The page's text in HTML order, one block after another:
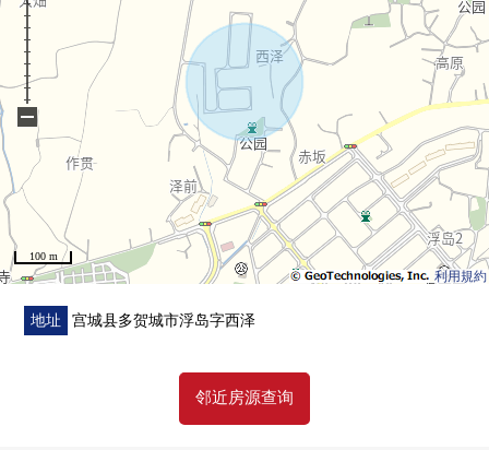
0多贺城市城南小学步行16分钟的约1240m
0多贺城市第2中学步行27分钟的约2150m
[周边施设]
0西泽2号公园步行3分钟的约170m
0西泽公园步行7分钟的约500m
07-Eleven多贺城浮岛店步行8分钟的约630m
0浮岛1号公园步行11分钟的约840m
0绿丘医院步行12分钟的约950m
0药品YAMAZAWA多贺城商店步行20分钟的约1530m
0YAMAZAWA多贺城商店步行20分钟的约1530m
0DCM城南店步行20分钟的约1560m
0jonan家庭诊所步行21分钟的约1640m
0Youk-Benimaru盐釜商店步行24分钟的约1900m
0JR东北本线"国府多贺城"车站步行14分钟的约1050m
利用規約
100 m
−
地址 宫城县多贺城市浮岛字西泽
邻近房源查询